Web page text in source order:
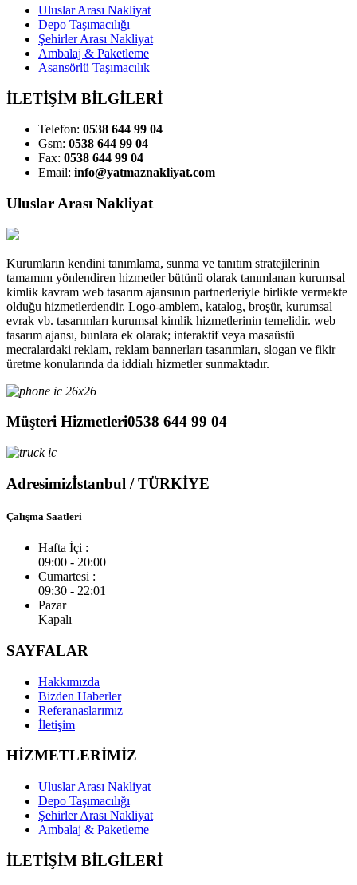
Uluslar Arası Nakliyat
Depo Taşımacılığı
Şehirler Arası Nakliyat
Ambalaj & Paketleme
Asansörlü Taşımacılık
İLETİŞİM BİLGİLERİ
Telefon: 0538 644 99 04
Gsm: 0538 644 99 04
Fax: 0538 644 99 04
Email: info@yatmaznakliyat.com
Uluslar Arası Nakliyat
Kurumların kendini tanımlama, sunma ve tanıtım stratejilerinin
tamamını yönlendiren hizmetler bütünü olarak tanımlanan kurumsal
kimlik kavram web tasarım ajansının partnerleriyle birlikte vermekte
olduğu hizmetlerdendir. Logo-amblem, katalog, broşür, kurumsal
evrak vb. tasarımları kurumsal kimlik hizmetlerinin temelidir. web
tasarım ajansı, bunlara ek olarak; interaktif veya masaüstü
mecralardaki reklam, reklam bannerları tasarımları, slogan ve fikir
üretme konularında da iddialı hizmetler sunmaktadır.
Müşteri Hizmetleri0538 644 99 04
Adresimizİstanbul / TÜRKİYE
Çalışma Saatleri
Hafta İçi :
09:00 - 20:00
Cumartesi :
09:30 - 22:01
Pazar
Kapalı
SAYFALAR
Hakkımızda
Bizden Haberler
Referanaslarımız
İletişim
HİZMETLERİMİZ
Uluslar Arası Nakliyat
Depo Taşımacılığı
Şehirler Arası Nakliyat
Ambalaj & Paketleme
İLETİŞİM BİLGİLERİ